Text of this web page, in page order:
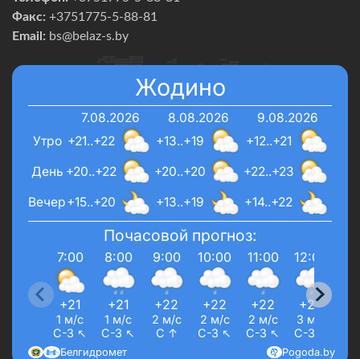
Факс: +3751775-5-88-81
Email: bs@belaz-s.by
Жодино
7.08.2026
+21..+22
+20..+22
+15..+20
8.08.2026
+13..+19
+20..+20
+13..+19
9.08.2026
+12..+21
+22..+23
+14..+22
Вечер
День
Утро
Почасовой прогноз:
7:00
+21
1 м/с
С-З ↖
8:00
+21
1 м/с
С-З ↖
9:00
+22
2 м/с
С ↑
10:00
+22
2 м/с
С-З ↖
11:00
+22
2 м/с
С-З ↖
12:00
+22
3 м/с
С-З ↖
Pogoda.by
Белгидромет